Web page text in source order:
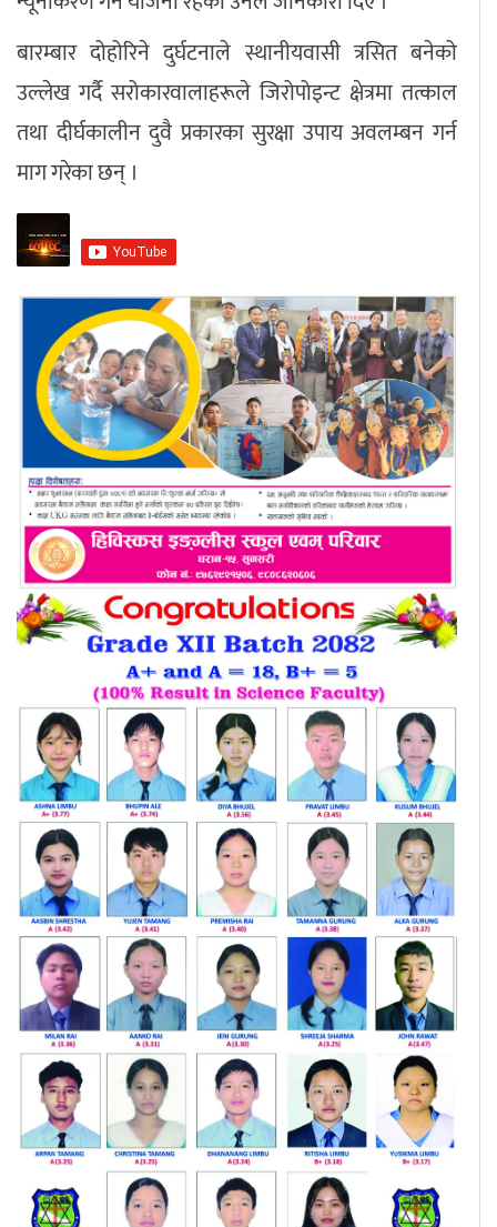
बारम्बार दोहोरिने दुर्घटनाले स्थानीयवासी त्रसित बनेको
उल्लेख गर्दै सरोकारवालाहरूले जिरोपोइन्ट क्षेत्रमा तत्काल
तथा दीर्घकालीन दुवै प्रकारका सुरक्षा उपाय अवलम्बन गर्न
माग गरेका छन् ।